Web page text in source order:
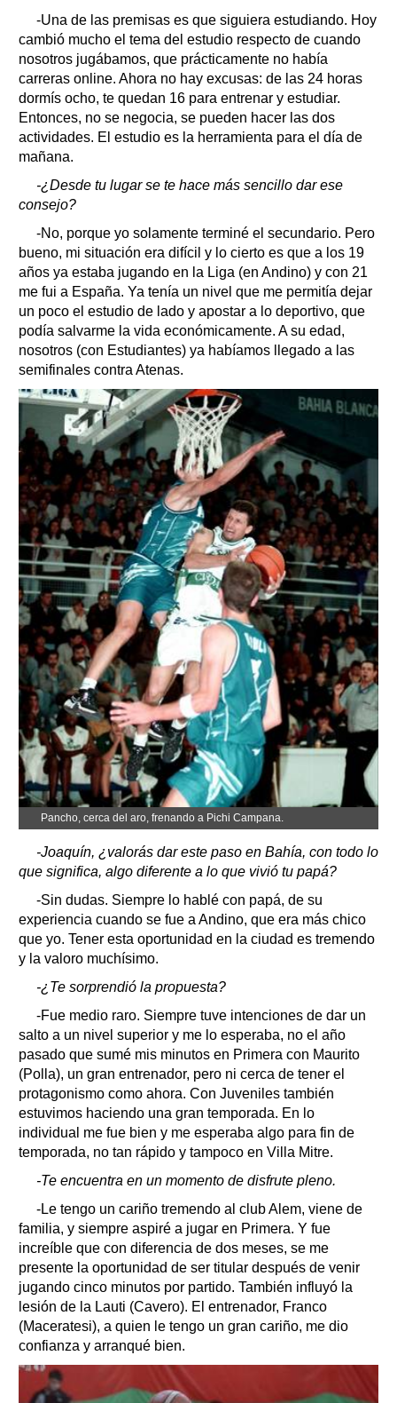
-Una de las premisas es que siguiera estudiando. Hoy
cambió mucho el tema del estudio respecto de cuando
nosotros jugábamos, que prácticamente no había
carreras online. Ahora no hay excusas: de las 24 horas
dormís ocho, te quedan 16 para entrenar y estudiar.
Entonces, no se negocia, se pueden hacer las dos
actividades. El estudio es la herramienta para el día de
mañana.
-¿Desde tu lugar se te hace más sencillo dar ese
consejo?
-No, porque yo solamente terminé el secundario. Pero
bueno, mi situación era difícil y lo cierto es que a los 19
años ya estaba jugando en la Liga (en Andino) y con 21
me fui a España. Ya tenía un nivel que me permitía dejar
un poco el estudio de lado y apostar a lo deportivo, que
podía salvarme la vida económicamente. A su edad,
nosotros (con Estudiantes) ya habíamos llegado a las
semifinales contra Atenas.
Pancho, cerca del aro, frenando a Pichi Campana.
-Joaquín, ¿valorás dar este paso en Bahía, con todo lo
que significa, algo diferente a lo que vivió tu papá?
-Sin dudas. Siempre lo hablé con papá, de su
experiencia cuando se fue a Andino, que era más chico
que yo. Tener esta oportunidad en la ciudad es tremendo
y la valoro muchísimo.
-¿Te sorprendió la propuesta?
-Fue medio raro. Siempre tuve intenciones de dar un
salto a un nivel superior y me lo esperaba, no el año
pasado que sumé mis minutos en Primera con Maurito
(Polla), un gran entrenador, pero ni cerca de tener el
protagonismo como ahora. Con Juveniles también
estuvimos haciendo una gran temporada. En lo
individual me fue bien y me esperaba algo para fin de
temporada, no tan rápido y tampoco en Villa Mitre.
-Te encuentra en un momento de disfrute pleno.
-Le tengo un cariño tremendo al club Alem, viene de
familia, y siempre aspiré a jugar en Primera. Y fue
increíble que con diferencia de dos meses, se me
presente la oportunidad de ser titular después de venir
jugando cinco minutos por partido. También influyó la
lesión de la Lauti (Cavero). El entrenador, Franco
(Maceratesi), a quien le tengo un gran cariño, me dio
confianza y arranqué bien.